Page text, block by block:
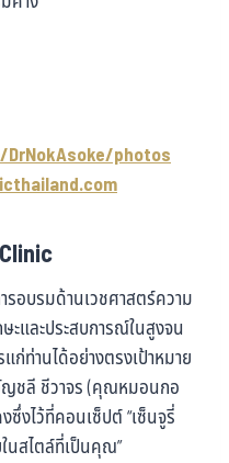
photos
รอบรมด้านเวชศาสตร์ความ
และประสบการณ์ในสูงจน
ก่ท่านได้อย่างตรงเป้าหมาย
ญชลี ชีวาจร (คุณหมอนกอ
งไว้ที่คอนเซ็ปต์ “เซ็นจูรี่
นสไตล์ที่เป็นคุณ”